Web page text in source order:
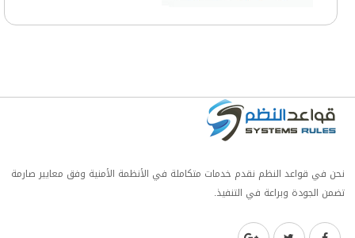
نحن في قواعد النظم نقدم خدمات متكاملة في الأنظمة الأمنية وفق معايير صارمة
تضمن الجودة وبراعة في التنفيذ.